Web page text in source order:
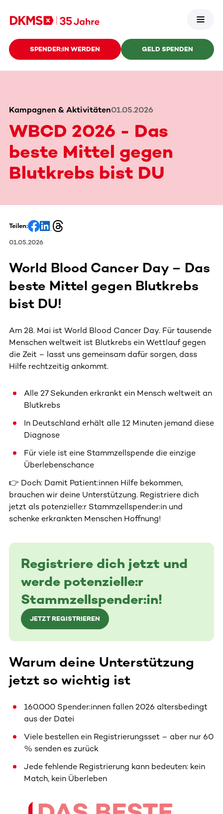
SPENDER:IN WERDEN GELD SPENDEN
Kampagnen & Aktivitäten01.05.2026
WBCD 2026 - Das
beste Mittel gegen
Blutkrebs bist DU
Teilen:
01.05.2026
World Blood Cancer Day – Das
beste Mittel gegen Blutkrebs
bist DU!
Am 28. Mai ist World Blood Cancer Day. Für tausende
Menschen weltweit ist Blutkrebs ein Wettlauf gegen
die Zeit – lasst uns gemeinsam dafür sorgen, dass
Hilfe rechtzeitig ankommt.
Alle 27 Sekunden erkrankt ein Mensch weltweit an
Blutkrebs
In Deutschland erhält alle 12 Minuten jemand diese
Diagnose
Für viele ist eine Stammzellspende die einzige
Überlebenschance
👉 Doch: Damit Patient:innen Hilfe bekommen,
brauchen wir deine Unterstützung. Registriere dich
jetzt als potenzielle:r Stammzellspender:in und
schenke erkrankten Menschen Hoffnung!
Registriere dich jetzt und
werde potenzielle:r
Stammzellspender:in!
JETZT REGISTRIEREN
Warum deine Unterstützung
jetzt so wichtig ist
160.000 Spender:innen fallen 2026 altersbedingt
aus der Datei
Viele bestellen ein Registrierungsset – aber nur 60
% senden es zurück
Jede fehlende Registrierung kann bedeuten: kein
Match, kein Überleben